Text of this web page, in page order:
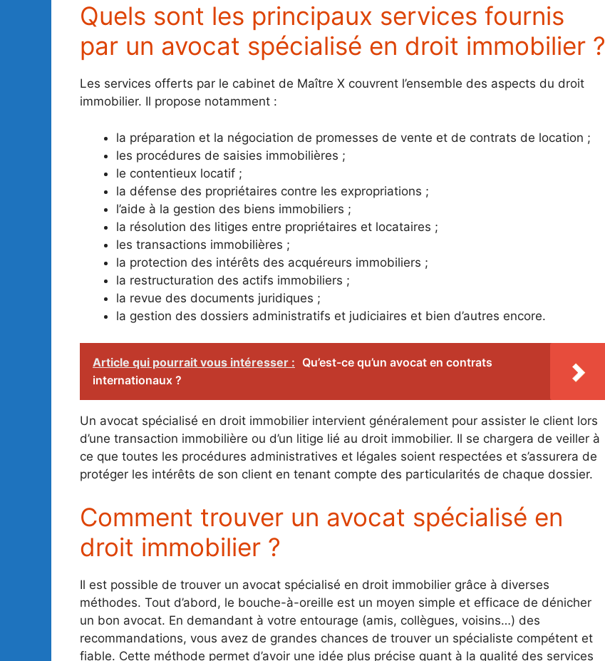
Quels sont les principaux services fournis
par un avocat spécialisé en droit immobilier ?
Les services offerts par le cabinet de Maître X couvrent l’ensemble des aspects du droit
immobilier. Il propose notamment :
la préparation et la négociation de promesses de vente et de contrats de location ;
les procédures de saisies immobilières ;
le contentieux locatif ;
la défense des propriétaires contre les expropriations ;
l’aide à la gestion des biens immobiliers ;
la résolution des litiges entre propriétaires et locataires ;
les transactions immobilières ;
la protection des intérêts des acquéreurs immobiliers ;
la restructuration des actifs immobiliers ;
la revue des documents juridiques ;
la gestion des dossiers administratifs et judiciaires et bien d’autres encore.
Article qui pourrait vous intéresser : Qu’est-ce qu’un avocat en contrats
internationaux ?
Un avocat spécialisé en droit immobilier intervient généralement pour assister le client lors
d’une transaction immobilière ou d’un litige lié au droit immobilier. Il se chargera de veiller à
ce que toutes les procédures administratives et légales soient respectées et s’assurera de
protéger les intérêts de son client en tenant compte des particularités de chaque dossier.
Comment trouver un avocat spécialisé en
droit immobilier ?
Il est possible de trouver un avocat spécialisé en droit immobilier grâce à diverses
méthodes. Tout d’abord, le bouche-à-oreille est un moyen simple et efficace de dénicher
un bon avocat. En demandant à votre entourage (amis, collègues, voisins…) des
recommandations, vous avez de grandes chances de trouver un spécialiste compétent et
fiable. Cette méthode permet d’avoir une idée plus précise quant à la qualité des services